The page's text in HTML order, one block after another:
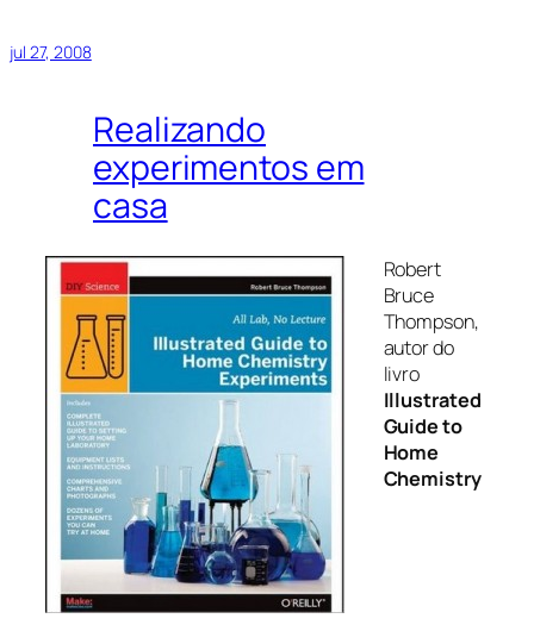
jul 27, 2008
Realizando
experimentos em
casa
Robert
Bruce
Thompson,
autor do
livro
Illustrated
Guide to
Home
Chemistry